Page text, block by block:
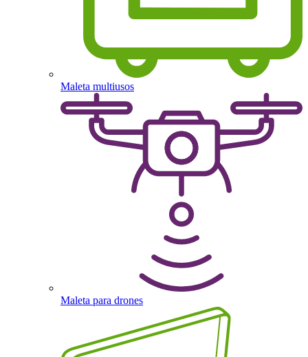
Maleta multiusos
Maleta para drones